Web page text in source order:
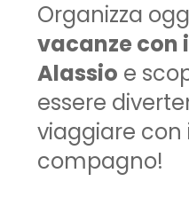
Organizza
vacanze con
Alassio e
essere
viaggiare con
compagno!